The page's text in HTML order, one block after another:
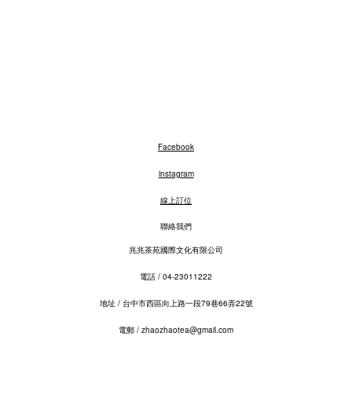
Facebook
instagram
線上訂位
聯絡我們
兆兆茶苑國際文化有限公司
電話 / 04-23011222​
地址 / 台中市西區向上路一段79巷66弄22號
電郵 / zhaozhaotea@gmail.com